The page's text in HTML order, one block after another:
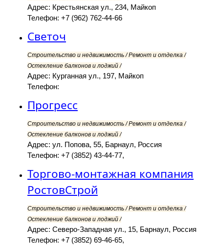
Адрес: Крестьянская ул., 234, Майкоп
Телефон: +7 (962) 762-44-66
Светоч
Строительство и недвижимость / Ремонт и отделка /
Остекление балконов и лоджий /
Адрес: Курганная ул., 197, Майкоп
Телефон:
Прогресс
Строительство и недвижимость / Ремонт и отделка /
Остекление балконов и лоджий /
Адрес: ул. Попова, 55, Барнаул, Россия
Телефон: +7 (3852) 43-44-77,
Торгово-монтажная компания
РостовСтрой
Строительство и недвижимость / Ремонт и отделка /
Остекление балконов и лоджий /
Адрес: Северо-Западная ул., 15, Барнаул, Россия
Телефон: +7 (3852) 69-46-65,